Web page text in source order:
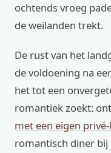
ochtends vroeg
de weilanden trekt.
De rust van het
de voldoening na
het tot een
romantiek zoekt:
met een eigen
romantisch diner bij